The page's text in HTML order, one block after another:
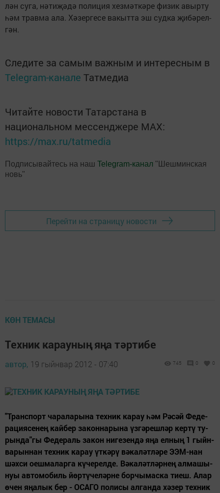
лән су­га, нә­ти­җә­дә по­ли­ция хез­мәт­кә­ре фи­зик авыр­ту
һәм трав­ма ала. Хә­зер­ге­се ва­кыт­та эш суд­ка җи­бә­рел­
гән.
Следите за самым важным и интересным в
Telegram-канале Татмедиа
Читайте новости Татарстана в
национальном мессенджере MАХ:
https://max.ru/tatmedia
Подписывайтесь на наш Telegram-канал "Шешминская
новь"
Перейти на страницу новости
КӨН ТЕМАСЫ
Техник карауның яңа тәртибе
автор, 19 гыйнвар 2012 - 07:40 745 0 0
"Т­ранс­порт ча­ра­ла­ры­на тех­ник ка­рау һәм Рә­сәй Фе­де­
ра­ци­я­се­нең кай­бер за­кон­на­ры­на үз­гә­реш­ләр кер­тү ту­
рын­да"­гы Фе­де­раль за­кон ни­ге­зен­дә яңа ел­ның 1 гыйн­
ва­рын­нан тех­ник ка­рау үт­кә­рү вә­ка­ләт­лә­ре ЭЭМ-нан
шәх­си оеш­ма­лар­га кү­че­рел­де. Вә­ка­ләт­ләр­нең ал­ма­шы­
нуы ав­то­мо­биль йөр­тү­че­ләр­не бор­чы­мас­ка ти­еш. Алар
өчен яңа­лык бер - ОСА­ГО по­ли­сы ал­ган­да хә­зер тех­ник